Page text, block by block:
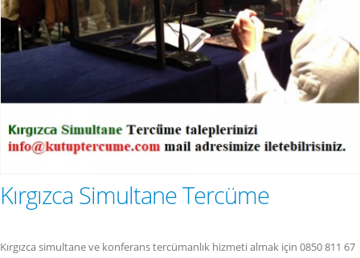
Kırgızca Simultane Tercüme
Kırgızca simultane ve konferans tercümanlık hizmeti almak için 0850 811 67